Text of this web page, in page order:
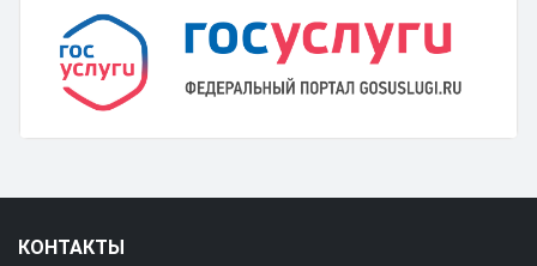
КОНТАКТЫ